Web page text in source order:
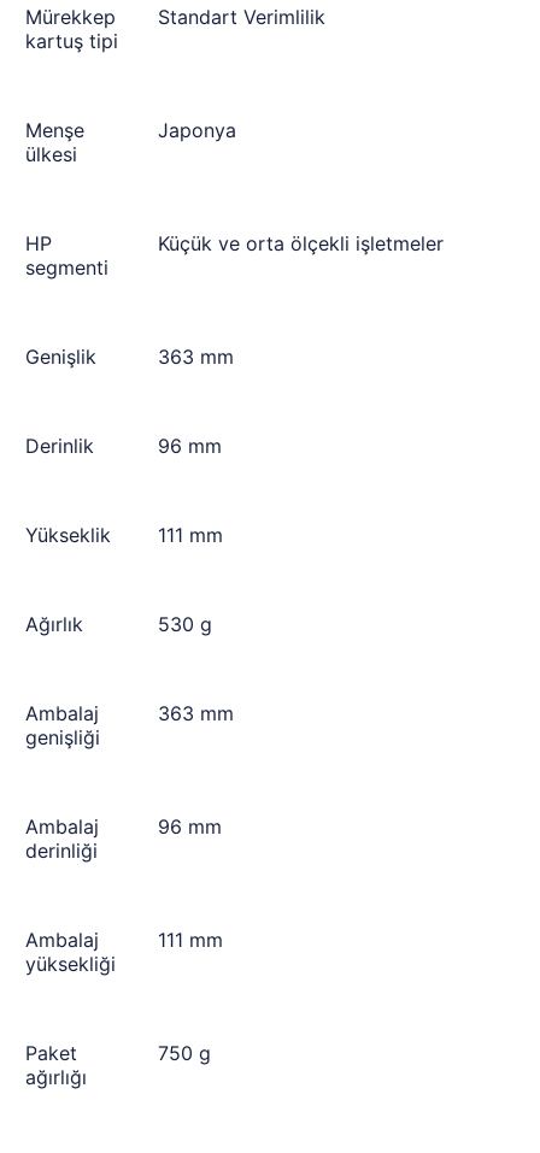
Mürekkep
kartuş tipi
Standart Verimlilik
Menşe
ülkesi
Japonya
HP
segmenti
Küçük ve orta ölçekli işletmeler
Genişlik 363 mm
Derinlik 96 mm
Yükseklik 111 mm
Ağırlık 530 g
Ambalaj
genişliği
363 mm
Ambalaj
derinliği
96 mm
Ambalaj
yüksekliği
111 mm
Paket
ağırlığı
750 g